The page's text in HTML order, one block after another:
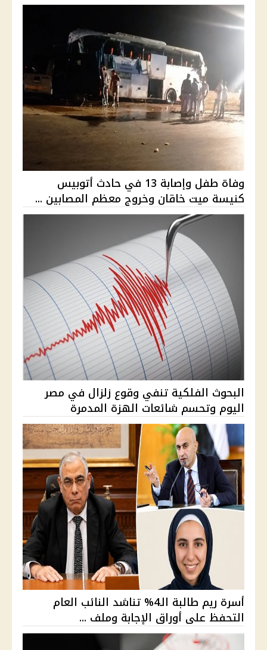
وفاة طفل وإصابة 13 في حادث أتوبيس
كنيسة ميت خاقان وخروج معظم المصابين ...
البحوث الفلكية تنفي وقوع زلزال في مصر
اليوم وتحسم شائعات الهزة المدمرة
أسرة ريم طالبة الـ4% تناشد النائب العام
التحفظ على أوراق الإجابة وملف ...